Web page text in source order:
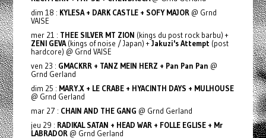
dim 18 : KYLESA + DARK CASTLE + SOFY MAJOR@ Grnd
VAISE
mer 21 : THEE SILVER MT ZION (kings du post rock barbu) +
ZENI GEVA(kings of noise / Japan) +Jakuzi's Attempt (post
hardcore) @ Grnd VAISE
ven 23 : GMACKRR + TANZ MEIN HERZ + Pan Pan Pan @
Grnd Gerland
dim 25 : MARY.X + LE CRABE + HYACINTH DAYS + MULHOUSE
@ Grnd Gerland
mar 27 : CHAIN AND THE GANG @ Grnd Gerland
jeu 29 : RADIKAL SATAN + HEAD WAR + FOLLE EGLISE + Mr
LABRADOR @ Grnd Gerland